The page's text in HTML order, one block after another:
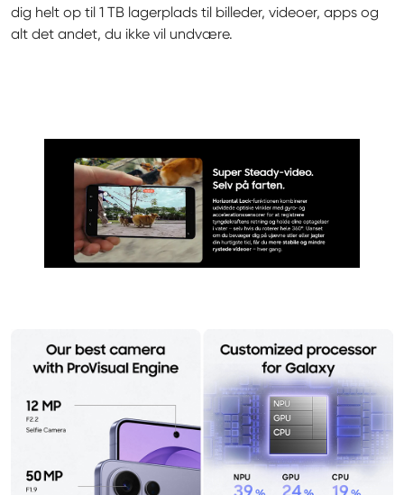
dig helt op til 1 TB lagerplads til billeder, videoer, apps og
alt det andet, du ikke vil undvære.